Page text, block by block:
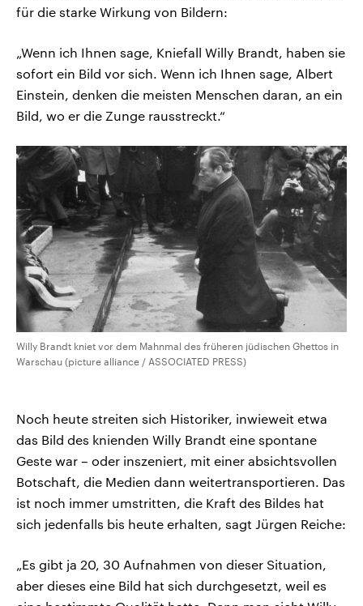
für die starke Wirkung von Bildern:
„Wenn ich Ihnen sage, Kniefall Willy Brandt, haben sie
sofort ein Bild vor sich. Wenn ich Ihnen sage, Albert
Einstein, denken die meisten Menschen daran, an ein
Bild, wo er die Zunge rausstreckt.“
Willy Brandt kniet vor dem Mahnmal des früheren jüdischen Ghettos in
Warschau (picture alliance / ASSOCIATED PRESS)
Noch heute streiten sich Historiker, inwieweit etwa
das Bild des knienden Willy Brandt eine spontane
Geste war – oder inszeniert, mit einer absichtsvollen
Botschaft, die Medien dann weitertransportieren. Das
ist noch immer umstritten, die Kraft des Bildes hat
sich jedenfalls bis heute erhalten, sagt Jürgen Reiche:
„Es gibt ja 20, 30 Aufnahmen von dieser Situation,
aber dieses eine Bild hat sich durchgesetzt, weil es